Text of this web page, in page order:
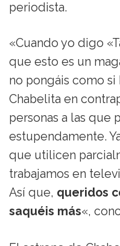
periodista.
«Cuando yo digo
que esto es un
no pongáis como si
Chabelita en
personas a las que
estupendamente.
que utilicen
trabajamos en
Así que, queridos
saquéis más«,